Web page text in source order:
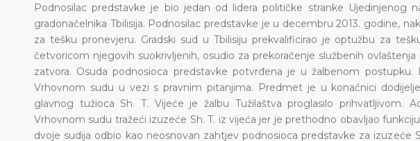
Podnosilac predstavke je bio jedan od lidera političke stranke Ujedinjenog
gradonačelnika Tbilisija. Podnosilac predstavke je u decembru 2013. godine,
za tešku pronevjeru. Gradski sud u Tbilisiju prekvalificirao je optužbu za
četvoricom njegovih suokrivljenih, osudio za prekoračenje službenih
zatvora. Osuda podnosioca predstavke potvrđena je u žalbenom
Vrhovnom sudu u vezi s pravnim pitanjima. Predmet je u konačnici
glavnog tužioca Sh. T. Vijeće je žalbu Tužilaštva proglasilo prihvatljivom.
Vrhovnom sudu tražeći izuzeće Sh. T. iz vijeća jer je prethodno obavljao
dvoje sudija odbio kao neosnovan zahtjev podnosioca predstavke za izuzeće